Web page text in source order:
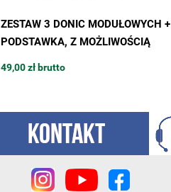
ZESTAW 3 DONIC MODUŁOWYCH +
PODSTAWKA, Z MOŻLIWOŚCIĄ
49,00 zł brutto